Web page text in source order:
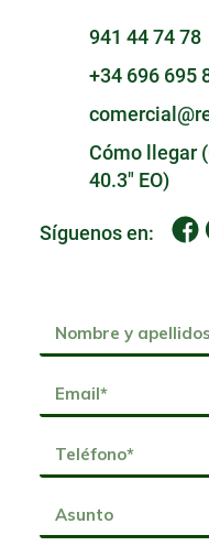
941 44 74 78
+34 696 695
Cómo llegar
40.3" EO)
Síguenos en: